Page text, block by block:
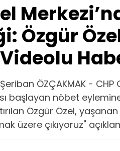
Özgür
Şeriban ÖZÇAKMAK -
başlayan nöbet
Özgür Özel,
üzere çıkıyoruz"